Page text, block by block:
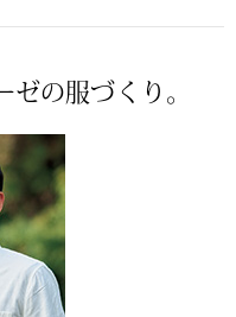
ベルト
ゼの服づくり。